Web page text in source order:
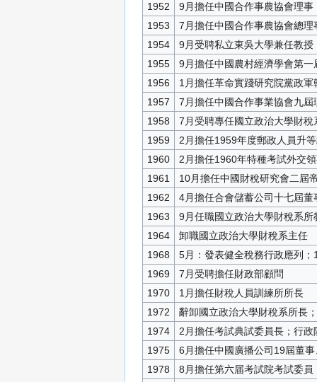
1952
9月擔任中國合作事農協會理事
1953
7月擔任中國合作事農協會總理
1954
9月受聘私立東吳大學兼任教授
1955
9月擔任中國農村經濟學會第
1956
1月擔任革命實踐研究院黨政
1957
7月擔任中國合作事業協會九屆
1958
7月受聘專任國立政治大學財稅
1959
2月擔任1959年度郵政人員升
1960
2月擔任1960年特種考試外交
1961
10月擔任中國財稅研究會二屆
1962
4月擔任合會儲蓄公司十七屆
1963
9月任職國立政治大學財稅系所
1964
卸職國立政治大學財稅系主任
1968
5月：發表健全稅務行政應列
1969
7月受聘擔任財政部顧問
1970
1月擔任財稅人員訓練所所長
1972
辭卸國立政治大學財稅系所長
1974
2月擔任考試典試委員長；行
1975
6月擔任中國廣播公司19屆董
1978
8月擔任第六届考試院考試委員